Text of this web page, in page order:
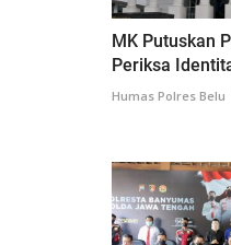
MK Putuskan
Periksa
Humas Polres Belu